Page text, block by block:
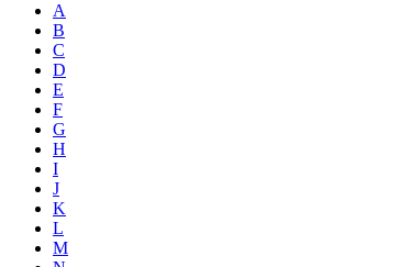
A
B
C
D
E
F
G
H
I
J
K
L
M